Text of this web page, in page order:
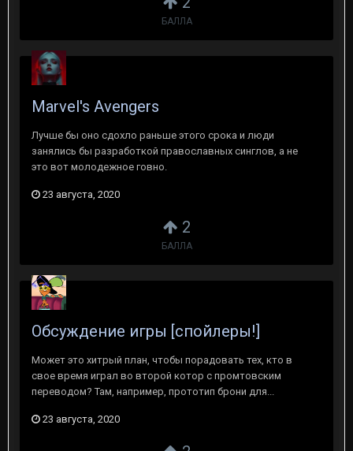
БАЛЛА
2
БАЛЛА
Marvel's Avengers
Лучше бы оно сдохло раньше этого срока и люди
занялись бы разработкой православных синглов, а не
это вот молодежное говно.
23 августа, 2020
Обсуждение игры [спойлеры!]
Может это хитрый план, чтобы порадовать тех, кто в
свое время играл во второй котор с промтовским
переводом? Там, например, прототип брони для...
23 августа, 2020